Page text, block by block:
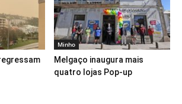
Minho
Melgaço inaugura mais
quatro lojas Pop-up